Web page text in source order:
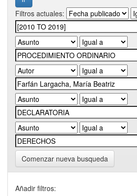
Filtros actuales:
Comenzar nueva busqueda
Añadir filtros: